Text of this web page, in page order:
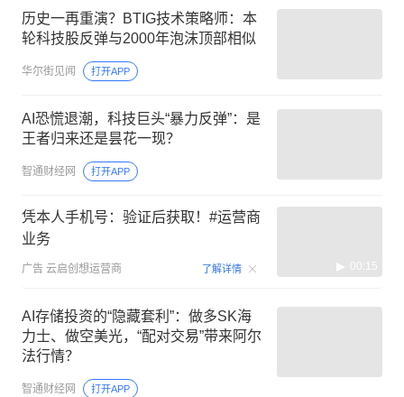
历史一再重演？BTIG技术策略师：本
轮科技股反弹与2000年泡沫顶部相似
华尔街见闻 打开APP
AI恐慌退潮，科技巨头“暴力反弹”：是
王者归来还是昙花一现？
智通财经网 打开APP
凭本人手机号：验证后获取！#运营商
业务
广告 云启创想运营商 了解详情 00:15
AI存储投资的“隐藏套利”：做多SK海
力士、做空美光，“配对交易”带来阿尔
法行情？
智通财经网 打开APP